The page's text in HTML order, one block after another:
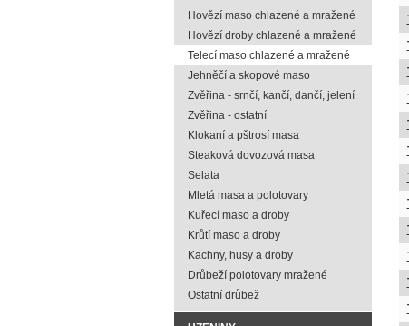
Hovězí maso chlazené a mražené
Hovězí droby chlazené a mražené
Telecí maso chlazené a mražené
Jehněčí a skopové maso
Zvěřina - srnčí, kančí, dančí, jelení
Zvěřina - ostatní
Klokaní a pštrosí masa
Steaková dovozová masa
Selata
Mletá masa a polotovary
Kuřecí maso a droby
Krůtí maso a droby
Kachny, husy a droby
Drůbeží polotovary mražené
Ostatní drůbež